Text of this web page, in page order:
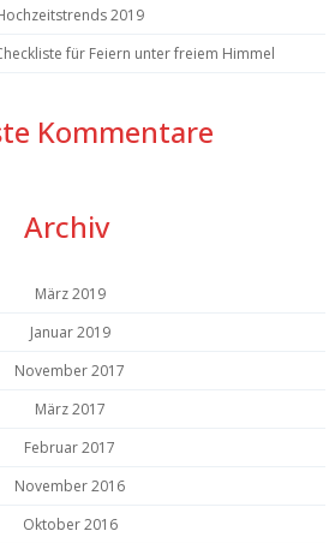
2019
für Feiern unter freiem Himmel
Kommentare
Archiv
März 2019
Januar 2019
November 2017
März 2017
Februar 2017
November 2016
Oktober 2016